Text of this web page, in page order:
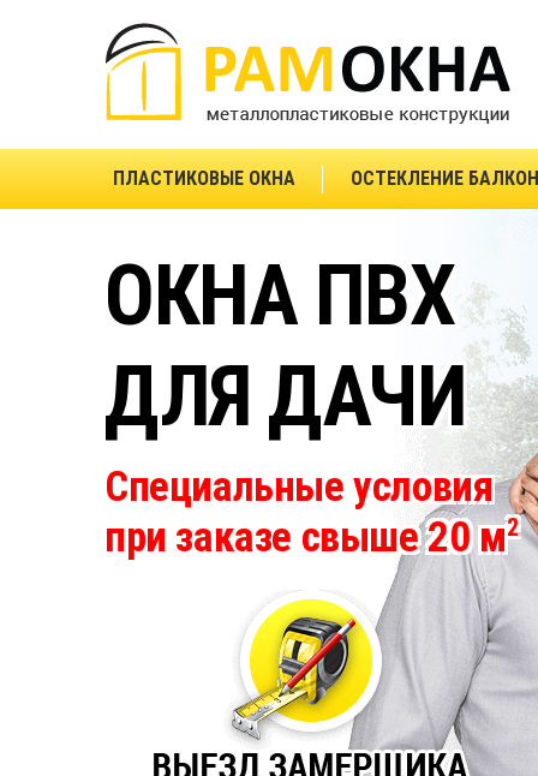
ПЛАСТИКОВЫЕ ОКНА ОСТЕКЛЕНИЕ
ОКНА ПВХ
ДЛЯ ДАЧИ
Специальные условия
при заказе свыше 20 м2